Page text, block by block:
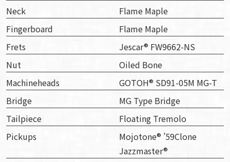
Neck
Flame Maple
Fingerboard
Flame Maple
Frets
Jescar® FW9662-NS
Nut
Oiled Bone
Machineheads
GOTOH® SD91-05M MG-T
Bridge
MG Type Bridge
Tailpiece
Floating Tremolo
Pickups
Mojotone® ’59Clone
Jazzmaster®︎